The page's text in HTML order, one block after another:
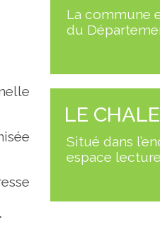
La commune
du
LE
Situé dans
espace